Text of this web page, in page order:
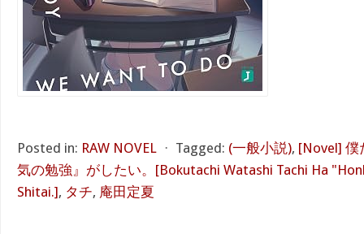
Posted in: RAW NOVEL ⋅ Tagged: (一般小説), [Novel] 僕
気の勉強』がしたい。[Bokutachi Watashi Tachi Ha
Shitai.], タチ, 庵田定夏